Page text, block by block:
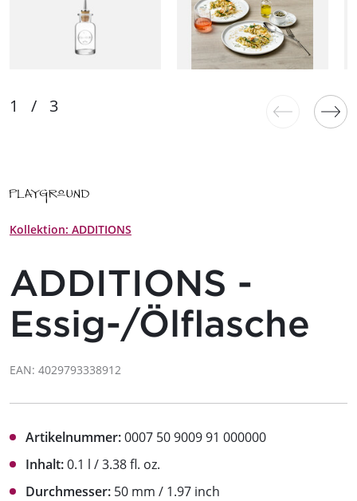
Kollektion: ADDITIONS
ADDITIONS -
Essig-/Ölflasche
EAN: 4029793338912
Artikelnummer:0007 50 9009 91 000000
Inhalt:0.1 l / 3.38 fl. oz.
Durchmesser: 50 mm / 1.97 inch